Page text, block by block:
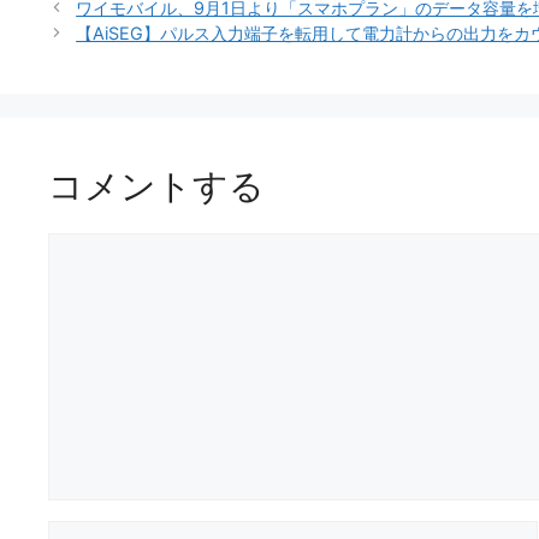
ゴ
リ
グ
ワイモバイル、9月1日より「スマホプラン」のデータ容量を
【AiSEG】パルス入力端子を転用して電力計からの出力をカ
コメントする